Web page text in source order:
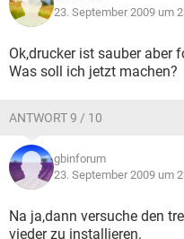
23. September 2009 um
Ok,drucker ist sauber aber
Was soll ich jetzt machen?
ANTWORT 9 / 10
gbinforum
23. September 2009 um
Na ja,dann versuche den
vieder zu installieren.